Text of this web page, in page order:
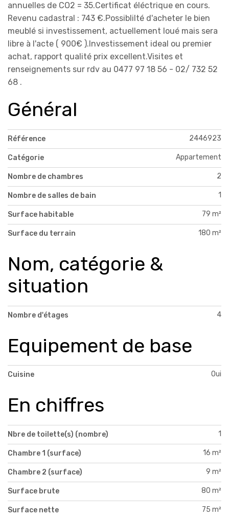
annuelles de CO2 = 35.Certificat éléctrique en cours.
Revenu cadastral : 743 €.Possiblilté d'acheter le bien
meublé si investissement, actuellement loué mais sera
libre à l'acte ( 900€ ).Investissement ideal ou premier
achat, rapport qualité prix excellent.Visites et
renseignements sur rdv au 0477 97 18 56 - 02/ 732 52
68 .
Général
Référence 2446923
Catégorie Appartement
Nombre de chambres 2
Nombre de salles de bain 1
Surface habitable 79 m²
Surface du terrain 180 m²
Nom, catégorie &
situation
Nombre d'étages 4
Equipement de base
Cuisine Oui
En chiffres
Nbre de toilette(s) (nombre) 1
Chambre 1 (surface) 16 m²
Chambre 2 (surface) 9 m²
Surface brute 80 m²
Surface nette 75 m²